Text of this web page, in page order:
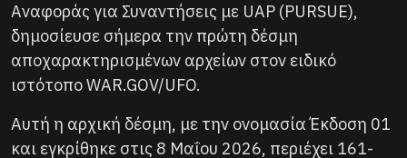
Αναφοράς για Συναντήσεις με UAP (PURSUE),
δημοσίευσε σήμερα την πρώτη δέσμη
αποχαρακτηρισμένων αρχείων στον ειδικό
ιστότοπο WAR.GOV/UFO.
Αυτή η αρχική δέσμη, με την ονομασία Έκδοση 01
και εγκρίθηκε στις 8 Μαΐου 2026, περιέχει 161-